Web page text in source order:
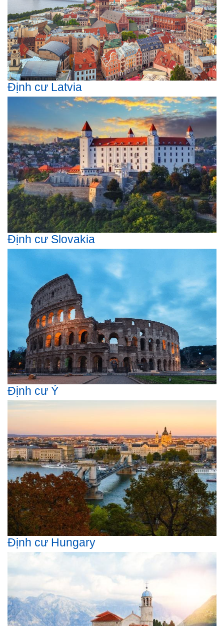
Định cư Latvia
Định cư Slovakia
Định cư Ý
Định cư Hungary